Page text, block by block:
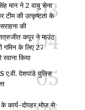
मान ने 2 वायु सेना
टीम की उत्कृष्टता के
की
कपूर ने माउंट
गमिन के लिए 27
किया
ए.वी. देशपांडे पुलिस
कार्य-दोपहर भोज से